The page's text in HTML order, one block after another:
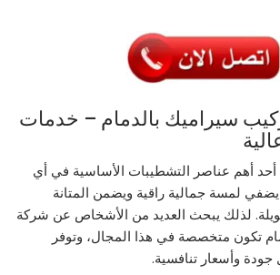
سيراميك بالدمام – خدمات
أحد أهم عناصر التشطيبات الأساسية في أي
لمسة جمالية راقية ويضمن المتانة
لذلك يبحث العديد من الأشخاص عن شركة
تكون متخصصة في هذا المجال، وتوفر
وأسعار تنافسية.